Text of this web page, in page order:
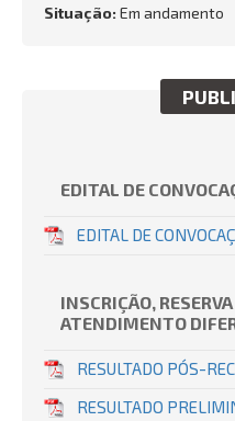
BUSCAR
Situação: Em andamento
EDITAL DE
EDITAL DE
INSCRIÇÃO,
ATENDIMENTO
RESULTADO PÓS-
RESULTADO